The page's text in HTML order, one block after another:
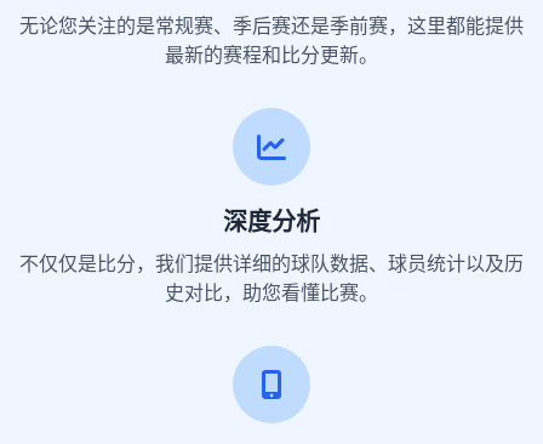
无论您关注的是常规赛、季后赛还是季前赛，这里都能提供
最新的赛程和比分更新。
深度分析
不仅仅是比分，我们提供详细的球队数据、球员统计以及历
史对比，助您看懂比赛。